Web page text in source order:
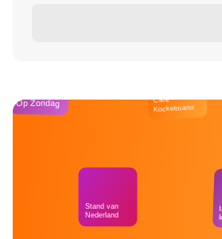
Op Zondag
Stand van
Nederland
Café
Kockelmann